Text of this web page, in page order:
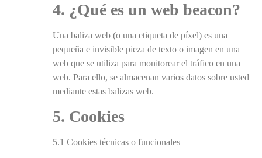
4. ¿Qué es un web beacon?
Una baliza web (o una etiqueta de píxel) es una
pequeña e invisible pieza de texto o imagen en una
web que se utiliza para monitorear el tráfico en una
web. Para ello, se almacenan varios datos sobre usted
mediante estas balizas web.
5. Cookies
5.1 Cookies técnicas o funcionales